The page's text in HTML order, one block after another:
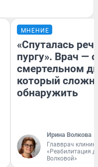
МНЕНИЕ
«Спуталась
пургу». Врач — о
смертельном
который
обнаружить
Ирина Волкова
Главврач
«Реабилитация
Волковой»